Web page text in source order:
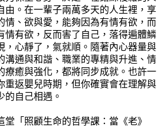
由。在一輩子兩萬多天的人生裡，享
情、欲與愛，能夠因為有情有欲，而
情有欲，反而害了自己，落得遍體鱗
，心靜了，氣就順。隨著內心器量與
溝通與和諧、職業的專精與升進、情
療癒與強化，都將同步成就。也許一
重返嬰兒時期，但你確實會在理解與
的自己相遇。
「照顧生命的哲學課：當《老》